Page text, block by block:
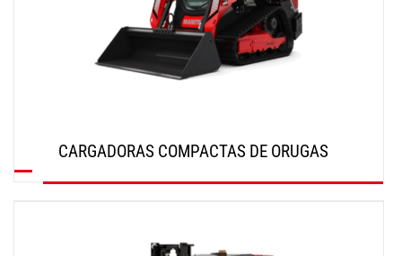
CARGADORAS COMPACTAS DE ORUGAS